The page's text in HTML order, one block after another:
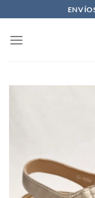
al
contenido